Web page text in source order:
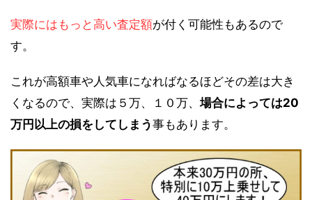
実際にはもっと高い査定額が付く可能性もあるので
す。
これが高額車や人気車になればなるほどその差は大き
くなるので、実際は５万、１０万、 場合によっては20
万円以上の損をしてしまう事もあります。